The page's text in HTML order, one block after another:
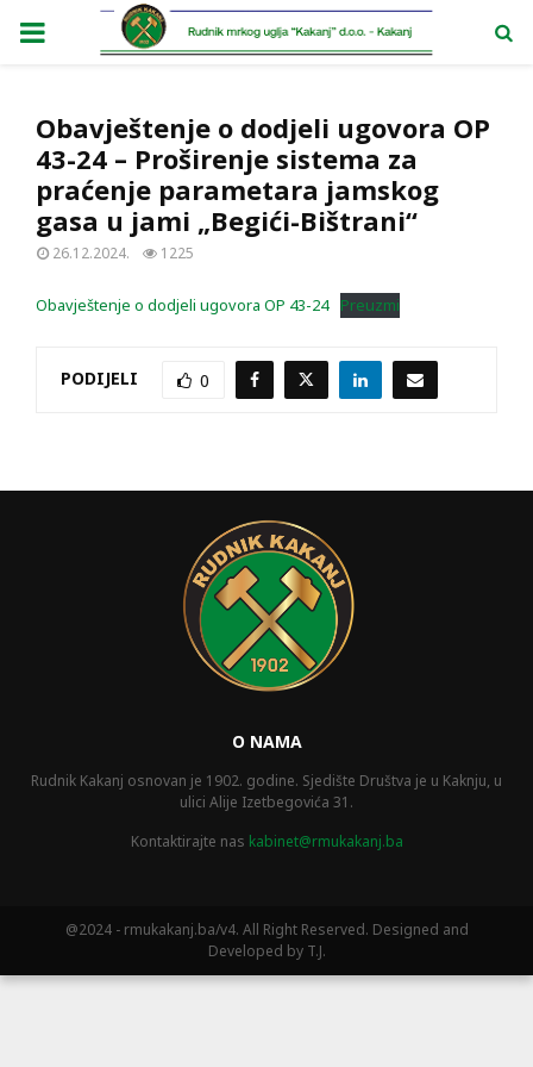
PRIMARY
Obavještenje o dodjeli ugovora OP
43-24 – Proširenje sistema za
praćenje parametara jamskog
gasa u jami „Begići-Bištrani“
26.12.2024. 1225
Obavještenje o dodjeli ugovora OP 43-24 Preuzmi
PODIJELI 0
O NAMA
Rudnik Kakanj osnovan je 1902. godine. Sjedište Društva je u Kaknju, u
ulici Alije Izetbegovića 31.
Kontaktirajte nas kabinet@rmukakanj.ba
@2024 - rmukakanj.ba/v4. All Right Reserved. Designed and
Developed by T.J.